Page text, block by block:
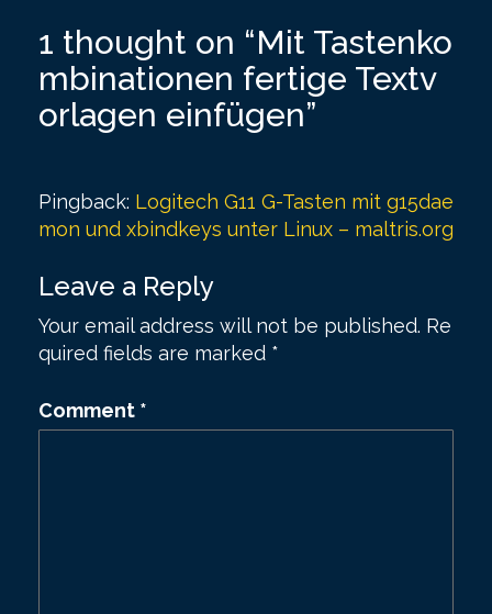
t
n
a
v
g
a
t
i
o
1 thought on “Mit Tastenko
mbinationen fertige Textv
orlagen einfügen”
Pingback: Logitech G11 G-Tasten mit g15dae
mon und xbindkeys unter Linux – maltris.org
Leave a Reply
Your email address will not be published. Re
quired fields are marked *
Comment *